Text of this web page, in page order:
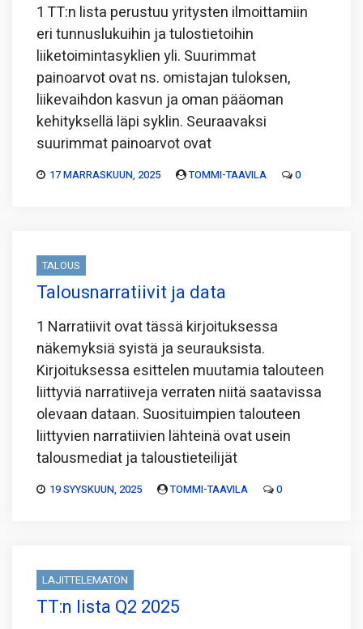
1 TT:n lista perustuu yritysten ilmoittamiin
eri tunnuslukuihin ja tulostietoihin
liiketoimintasyklien yli. Suurimmat
painoarvot ovat ns. omistajan tuloksen,
liikevaihdon kasvun ja oman pääoman
kehityksellä läpi syklin. Seuraavaksi
suurimmat painoarvot ovat
17 MARRASKUUN, 2025 TOMMI-TAAVILA 0
TALOUS
Talousnarratiivit ja data
1 Narratiivit ovat tässä kirjoituksessa
näkemyksiä syistä ja seurauksista.
Kirjoituksessa esittelen muutamia talouteen
liittyviä narratiiveja verraten niitä saatavissa
olevaan dataan. Suosituimpien talouteen
liittyvien narratiivien lähteinä ovat usein
talousmediat ja taloustieteilijät
19 SYYSKUUN, 2025 TOMMI-TAAVILA 0
LAJITTELEMATON
TT:n lista Q2 2025